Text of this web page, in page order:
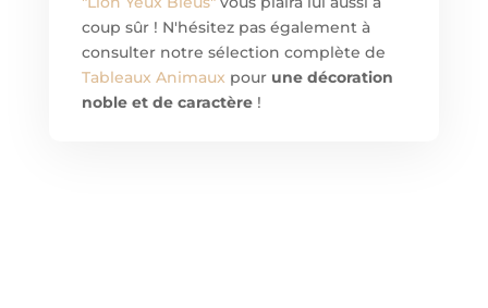
coup sûr ! N'hésitez pas également à
consulter notre sélection complète de
Tableaux Animaux pour une décoration
noble et de caractère!